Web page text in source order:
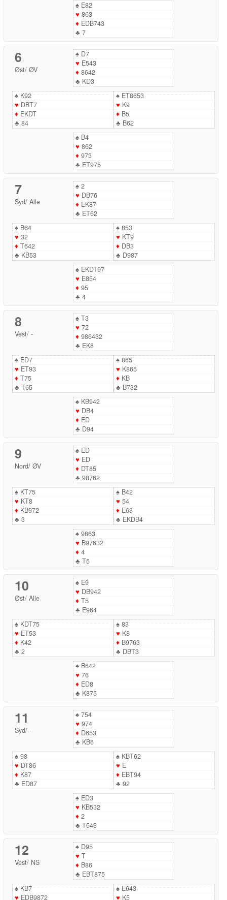
♠E82
♥ 863
♦ EDB743
♣ 7
6
Øst/ ØV
♠D7
♥ E543
♦ 8642
♣ KD3
♠K92
♥ DBT7
♦ EKDT
♣ 84
♠ET8653
♥ K9
♦ B5
♣ B62
♠B4
♥ 862
♦ 973
♣ ET975
7
Syd/ Alle
♠2
♥ DB76
♦ EK87
♣ ET62
♠B64
♥ 32
♦ T642
♣ KB53
♠853
♥ KT9
♦ DB3
♣ D987
♠EKDT97
♥ E854
♦ 95
♣ 4
8
Vest/ -
♠T3
♥ 72
♦ 986432
♣ EK8
♠ED7
♥ ET93
♦ T75
♣ T65
♠865
♥ K865
♦ KB
♣ B732
♠KB942
♥ DB4
♦ ED
♣ D94
9
Nord/ ØV
♠ED
♥ ED
♦ DT85
♣ 98762
♠KT75
♥ KT8
♦ KB972
♣ 3
♠B42
♥ 54
♦ E63
♣ EKDB4
♠9863
♥ B97632
♦ 4
♣ T5
10
Øst/ Alle
♠E9
♥ DB942
♦ T5
♣ E964
♠KDT75
♥ ET53
♦ K42
♣ 2
♠83
♥ K8
♦ B9763
♣ DBT3
♠B642
♥ 76
♦ ED8
♣ K875
11
Syd/ -
♠754
♥ 974
♦ D653
♣ KB6
♠98
♥ DT86
♦ K87
♣ ED87
♠KBT62
♥ E
♦ EBT94
♣ 92
♠ED3
♥ KB532
♦ 2
♣ T543
12
Vest/ NS
♠D95
♥ T
♦ B86
♣ EBT875
♠KB7
♥ EDB9872
♠E643
♥ K5